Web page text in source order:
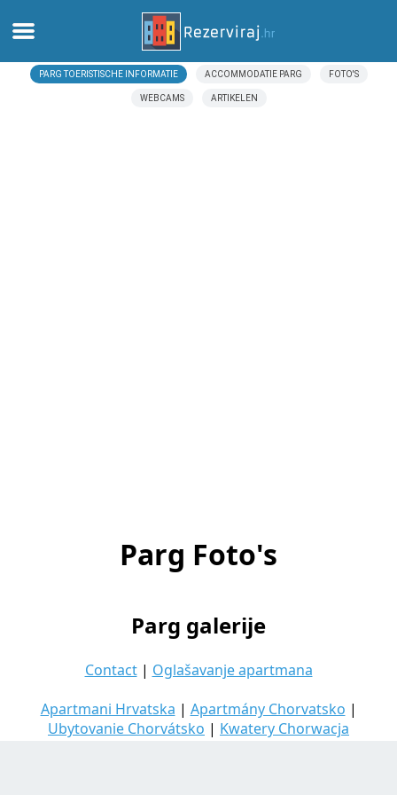
ThuisPARG TOERISTISCHE INFORMATIE ACCOMMODATIE PARG FOTO'S
WEBCAMS ARTIKELEN
Parg Foto's
Parg galerije
Contact| Oglašavanje apartmana
Apartmani Hrvatska | Apartmány Chorvatsko |
Ubytovanie Chorvátsko | Kwatery Chorwacja